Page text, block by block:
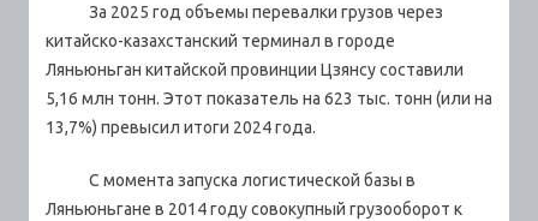
За 2025 год объемы перевалки грузов через
китайско-казахстанский терминал в городе
Ляньюньган китайской провинции Цзянсу составили
5,16 млн тонн. Этот показатель на 623 тыс. тонн (или на
13,7%) превысил итоги 2024 года.
С момента запуска логистической базы в
Ляньюньгане в 2014 году совокупный грузооборот к